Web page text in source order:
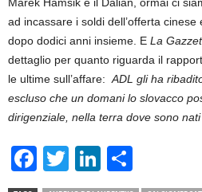
ad incassare i soldi dell’offerta
dopo dodici anni insieme. E La
dettaglio per quanto riguarda il
le ultime sull’affare: ADL gli ha
escluso che un domani lo slovacco
dirigenziale, nella terra dove sono nati
F
a
T
wi
Li
n
h